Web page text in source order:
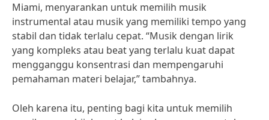
Miami, menyarankan untuk memilih musik
instrumental atau musik yang memiliki tempo yang
stabil dan tidak terlalu cepat. “Musik dengan lirik
yang kompleks atau beat yang terlalu kuat dapat
mengganggu konsentrasi dan mempengaruhi
pemahaman materi belajar,” tambahnya.
Oleh karena itu, penting bagi kita untuk memilih